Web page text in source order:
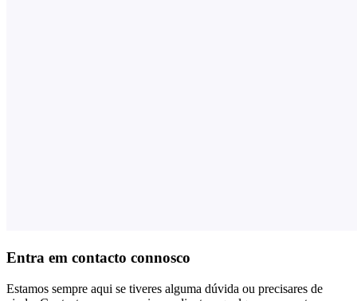
Entra em contacto connosco
Estamos sempre aqui se tiveres alguma dúvida ou precisares de